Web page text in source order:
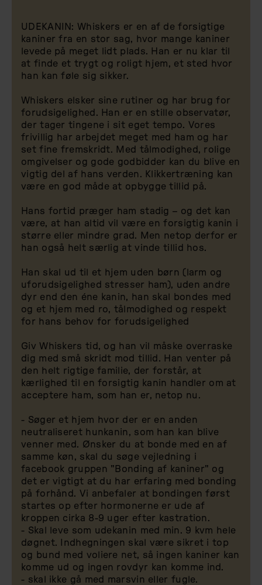
UDEKANIN: Whiskers er en af de forsigtige
kaniner fra en stor sag, hvor mange kaniner
levede på meget lidt plads. Han er nu klar til
at finde et trygt og roligt hjem, et sted hvor
han kan føle sig sikker.
Whiskers elsker sine rutiner og har brug for
forudsigelighed. Han er en stille observatør,
der tager tingene i sit eget tempo. Vores
frivillig har arbejdet meget med ham og har
set fine fremskridt. Med tålmodighed, rolige
omgivelser og gode godbidder kan du blive en
vigtig del af hans verden. Klikkertræning kan
være en god måde at opbygge tillid på.
Hans fortid præger ham stadig – og det kan
være, at han altid vil være en forsigtig kanin i
større eller mindre grad. Men netop derfor er
han også helt særlig at vinde tillid hos.
Han skal ud til et hjem uden børn (larm og
uforudsigelighed stresser ham), uden andre
dyr end den éne kanin, han skal bondes med
og et hjem med ro, tålmodighed og respekt
for hans behov for forudsigelighed
Giv Whiskers tid, og han vil måske overraske
dig med små skridt mod tillid. Han venter på
den helt rigtige familie, der forstår, at
kærlighed til en forsigtig kanin handler om at
acceptere ham, som han er, netop nu.
- Søger et hjem hvor der er en anden
neutraliseret hunkanin, som han kan blive
venner med. Ønsker du at bonde med en af
samme køn, skal du søge vejledning i
facebook gruppen "Bonding af kaniner" og
det er vigtigt at du har erfaring med bonding
på forhånd. Vi anbefaler at bondingen først
startes op efter hormonerne er ude af
kroppen cirka 8-9 uger efter kastration.
- Skal leve som udekanin med min. 9 kvm hele
døgnet. Indhegningen skal være sikret i top
og bund med voliere net, så ingen kaniner kan
komme ud og ingen rovdyr kan komme ind.
- skal ikke gå med marsvin eller fugle.